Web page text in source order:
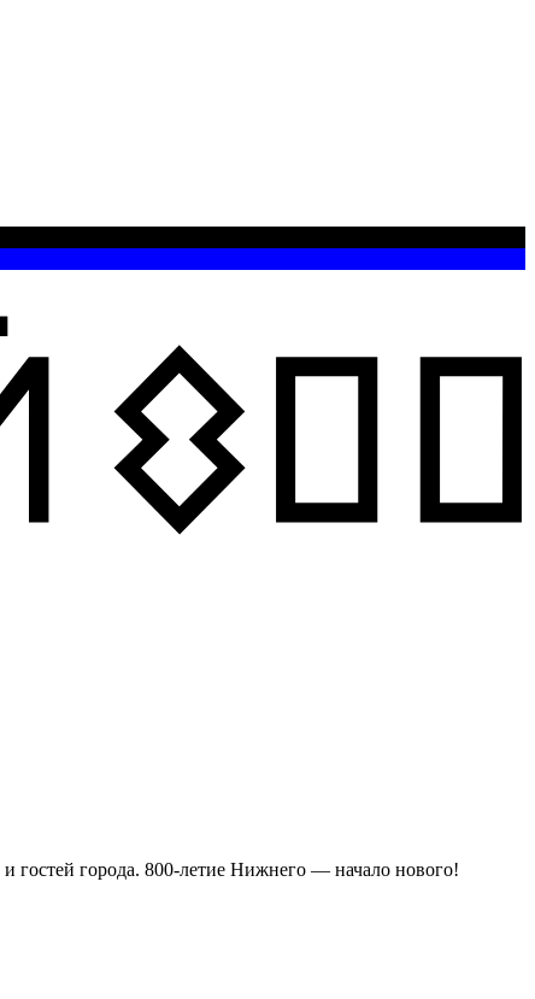
гостей города. 800-летие Нижнего — начало нового!